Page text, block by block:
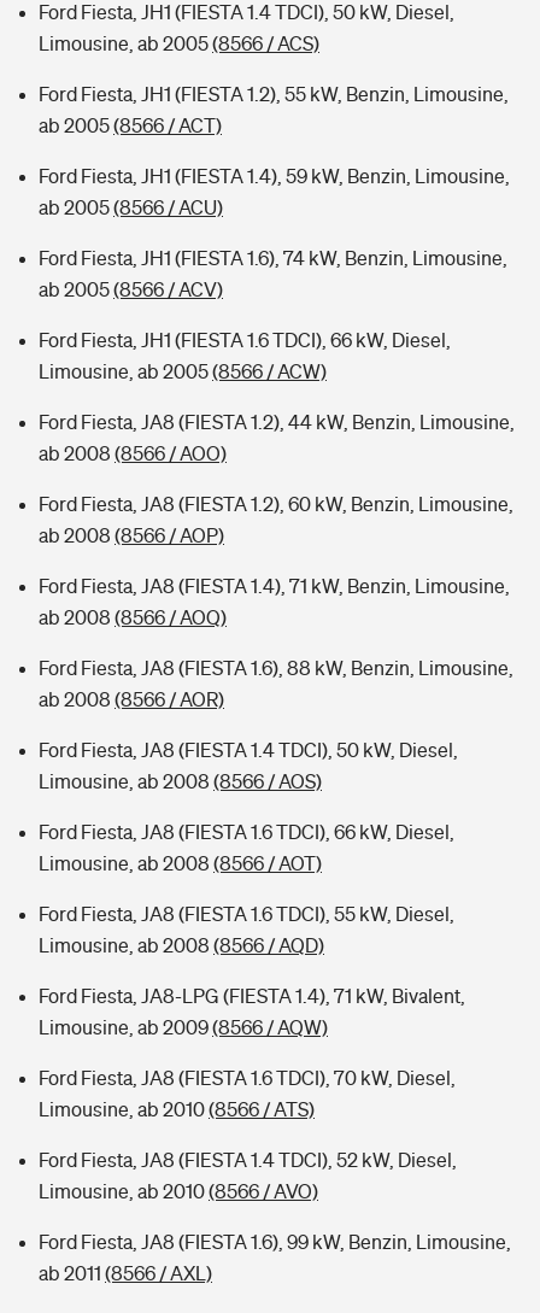
Ford Fiesta, JH1 (FIESTA 1.4 TDCI), 50 kW, Diesel,
Limousine, ab 2005(8566 / ACS)
Ford Fiesta, JH1 (FIESTA 1.2), 55 kW, Benzin, Limousine,
ab 2005(8566 / ACT)
Ford Fiesta, JH1 (FIESTA 1.4), 59 kW, Benzin, Limousine,
ab 2005(8566 / ACU)
Ford Fiesta, JH1 (FIESTA 1.6), 74 kW, Benzin, Limousine,
ab 2005(8566 / ACV)
Ford Fiesta, JH1 (FIESTA 1.6 TDCI), 66 kW, Diesel,
Limousine, ab 2005(8566 / ACW)
Ford Fiesta, JA8 (FIESTA 1.2), 44 kW, Benzin, Limousine,
ab 2008 (8566 / AOO)
Ford Fiesta, JA8 (FIESTA 1.2), 60 kW, Benzin, Limousine,
ab 2008 (8566 / AOP)
Ford Fiesta, JA8 (FIESTA 1.4), 71 kW, Benzin, Limousine,
ab 2008 (8566 / AOQ)
Ford Fiesta, JA8 (FIESTA 1.6), 88 kW, Benzin, Limousine,
ab 2008 (8566 / AOR)
Ford Fiesta, JA8 (FIESTA 1.4 TDCI), 50 kW, Diesel,
Limousine, ab 2008 (8566 / AOS)
Ford Fiesta, JA8 (FIESTA 1.6 TDCI), 66 kW, Diesel,
Limousine, ab 2008 (8566 / AOT)
Ford Fiesta, JA8 (FIESTA 1.6 TDCI), 55 kW, Diesel,
Limousine, ab 2008 (8566 / AQD)
Ford Fiesta, JA8-LPG (FIESTA 1.4), 71 kW, Bivalent,
Limousine, ab 2009(8566 / AQW)
Ford Fiesta, JA8 (FIESTA 1.6 TDCI), 70 kW, Diesel,
Limousine, ab 2010(8566 / ATS)
Ford Fiesta, JA8 (FIESTA 1.4 TDCI), 52 kW, Diesel,
Limousine, ab 2010(8566 / AVO)
Ford Fiesta, JA8 (FIESTA 1.6), 99 kW, Benzin, Limousine,
ab 2011 (8566 / AXL)